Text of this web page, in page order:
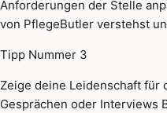
Anforderungen der Stelle
von PflegeButler verstehst
Tipp Nummer 3
Zeige deine Leidenschaft für
Gesprächen oder Interviews